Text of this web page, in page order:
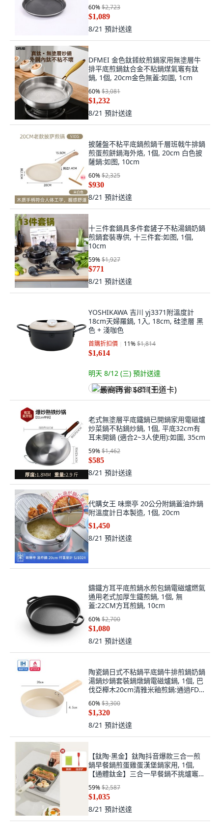
60%$2,723
$1,089
8/21 預計送達
DFMEI 金色鈦錘紋煎鍋家用無塗層牛
排平底煎鍋鈦合金不粘鍋煤氣竈有鈦
鍋, 1個, 20cm金色無蓋:如圖, 1cm
60%$3,081
$1,232
8/21 預計送達
披薩盤不粘平底鍋煎鍋千層班戟牛排鍋
煎蛋煎餅鍋海外烙, 1個, 20cm 白色披
薩鍋:如图, 10cm
60%$2,325
$930
8/21 預計送達
十三件套鍋具多件套鏟子不粘湯鍋奶鍋
煎鍋套裝專供, 十三件套:如图, 1個,
10cm
59%$1,927
$771
8/21 預計送達
YOSHIKAWA 吉川 yj3371附溫度計
18cm天婦羅鍋, 1入, 18cm, 硅塗層 黑
色 + 淺咖色
首購折扣價 11%$1,814
$1,614
明天 8/12 (三) 預計送達
最高再省 $81 (王道卡)
老式無塗層平底鐵鍋已開鍋家用電磁爐
炒菜鍋不粘鍋炒鍋, 1個, 平底32cm有
耳未開鍋 (適合2~3人使用):如圖, 35cm
59%$1,462
$585
8/21 預計送達
代購女王 味樂亭 20公分附鍋蓋油炸鍋
附溫度計日本製造, 1個, 20cm
$1,450
8/21 預計送達
鑄鐵方耳平底煎鍋水煎包鍋電磁爐燃氣
通用老式加厚生鐵煎鍋, 1個, 無
蓋:22CM方耳煎鍋, 10cm
60%$2,700
$1,080
8/21 預計送達
陶瓷鍋日式不粘鍋平底鍋牛排煎鍋奶鍋
湯鍋炒鍋套裝鍋燉鍋電磁爐鍋, 1個, 巴
伐亞櫸木20cm清雅米釉煎鍋:通過FDA
食品檢測(陶瓷釉不粘鍋)送硅膠鏟,
35cm
60%$3,300
$1,320
8/21 預計送達
【鈦陶·黑金】鈦陶抖音爆款三合一煎
鍋早餐鍋煎蛋雞蛋漢堡鍋家用, 1個,
【通體鈦金】三合一早餐鍋不挑爐竈雙
層加厚:如图, 10cm
59%$2,587
$1,035
8/21 預計送達